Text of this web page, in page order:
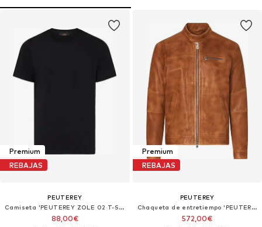
Premium
REBAJAS
PEUTEREY
Camiseta 'PEUTEREY ZOLE 02 T-SHIRT'
88,00€
Premium
REBAJAS
PEUTEREY
Chaqueta de entretiempo 'PEUTEREY SAGUARO PE VEG 11 GIUBBINO'
572,00€